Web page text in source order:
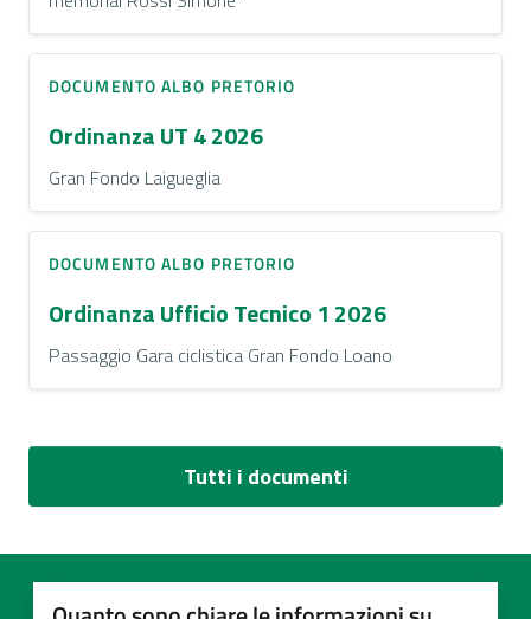
DOCUMENTO ALBO PRETORIO
Ordinanza UT 4 2026
Gran Fondo Laigueglia
DOCUMENTO ALBO PRETORIO
Ordinanza Ufficio Tecnico 1 2026
Passaggio Gara ciclistica Gran Fondo Loano
Tutti i documenti